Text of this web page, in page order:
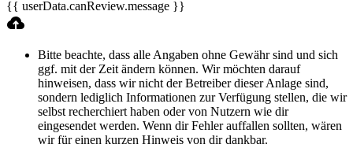
{{ userData.canReview.message }}
Bitte beachte, dass alle Angaben ohne Gewähr sind und sich
ggf. mit der Zeit ändern können. Wir möchten darauf
hinweisen, dass wir nicht der Betreiber dieser Anlage sind,
sondern lediglich Informationen zur Verfügung stellen, die wir
selbst recherchiert haben oder von Nutzern wie dir
eingesendet werden. Wenn dir Fehler auffallen sollten, wären
wir für einen kurzen Hinweis von dir dankbar.